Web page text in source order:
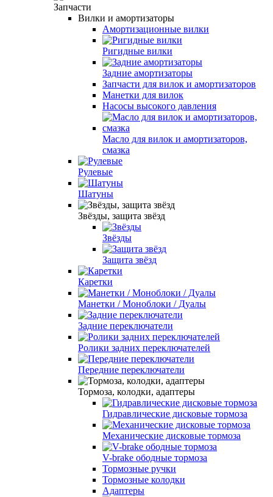
Запчасти
Вилки и амортизаторы
Амортизационные вилки
Ригидные вилки
Задние амортизаторы
Запчасти для вилок и амортизаторов
Манетки для вилок
Насосы высокого давления
Масло для вилок и амортизаторов,
смазка
Рулевые
Шатуны
Звёзды, защита звёзд
Звёзды
Защита звёзд
Каретки
Манетки / Моноблоки / Дуалы
Задние переключатели
Ролики задних переключателей
Передние переключатели
Тормоза, колодки, адаптеры
Гидравлические дисковые тормоза
Механические дисковые тормоза
V-brake ободные тормоза
Тормозные ручки
Тормозные колодки
Адаптеры